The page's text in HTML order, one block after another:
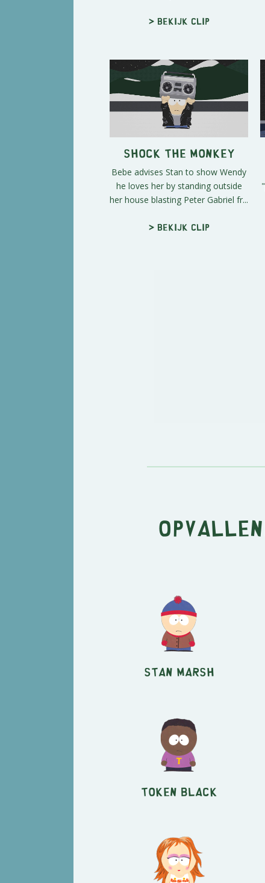
> Bekijk clip
Shock the Monkey
Bebe advises Stan to show Wendy
he loves her by standing outside
her house blasting Peter Gabriel fr...
> Bekijk clip
Stan Marsh
Token Black